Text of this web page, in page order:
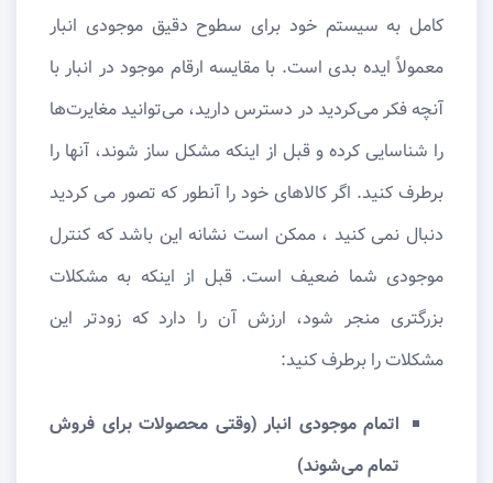
کامل به سیستم خود برای سطوح دقیق موجودی انبار
معمولاً ایده بدی است. با مقایسه ارقام موجود در انبار با
آنچه فکر می‌کردید در دسترس دارید، می‌توانید مغایرت‌ها
را شناسایی کرده و قبل از اینکه مشکل ساز شوند، آنها را
برطرف کنید. اگر کالاهای خود را آنطور که تصور می کردید
دنبال نمی کنید ، ممکن است نشانه این باشد که کنترل
موجودی شما ضعیف است. قبل از اینکه به مشکلات
بزرگتری منجر شود، ارزش آن را دارد که زودتر این
مشکلات را برطرف کنید:
اتمام موجودی انبار (وقتی محصولات برای فروش
تمام می‌شوند)